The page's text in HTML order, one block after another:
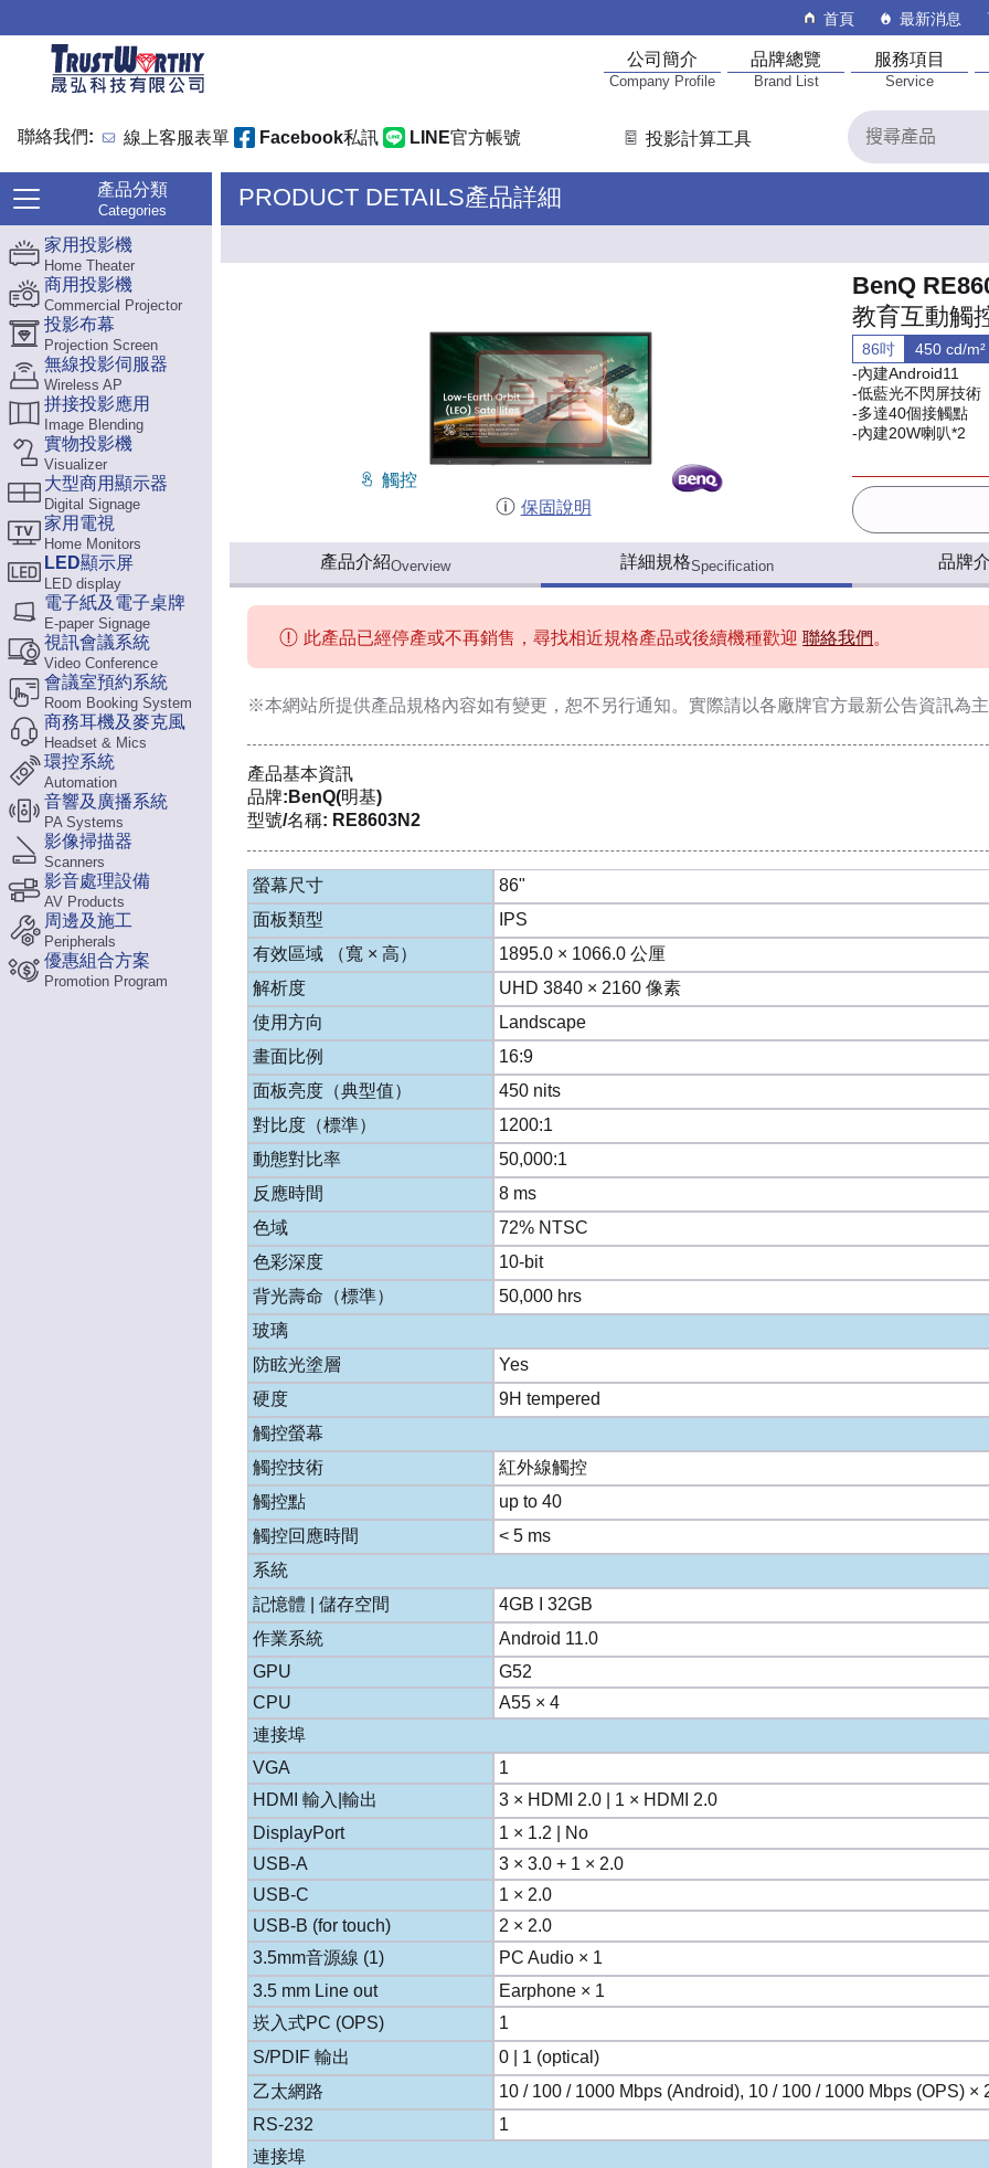
首頁 最新消息
公司簡介
Company Profile
品牌總覽
Brand List
服務項目
Service
聯絡我們: 線上客服表單 Facebook私訊 LINE官方帳號 投影計算工具
產品分類
Categories
家用投影機
Home Theater
商用投影機
Commercial Projector
投影布幕
Projection Screen
無線投影伺服器
Wireless AP
拼接投影應用
Image Blending
實物投影機
Visualizer
大型商用顯示器
Digital Signage
家用電視
Home Monitors
LED顯示屏
LED display
電子紙及電子桌牌
E-paper Signage
視訊會議系統
Video Conference
會議室預約系統
Room Booking System
商務耳機及麥克風
Headset & Mics
環控系統
Automation
音響及廣播系統
PA Systems
影像掃描器
Scanners
影音處理設備
AV Products
周邊及施工
Peripherals
優惠組合方案
Promotion Program
PRODUCT DETAILS產品詳細
觸控
保固說明
BenQ
教育互動觸
86吋
450 cd/m²
-內建Android11
-低藍光不閃屏技術
-多達40個接觸點
-內建20W喇叭*2
產品介紹Overview 詳細規格Specification 品牌
此產品已經停產或不再銷售，尋找相近規格產品或後續機種歡迎聯絡我們 。
※本網站所提供產品規格內容如有變更，恕不另行通知。實際請以各廠牌官方最新公告資訊為
產品基本資訊
品牌:BenQ(明基)
型號/名稱: RE8603N2
螢幕尺寸
86"
面板類型
IPS
有效區域 （寬 × 高）
1895.0 × 1066.0 公厘
解析度
UHD 3840 × 2160 像素
使用方向
Landscape
畫面比例
16:9
面板亮度（典型值）
450 nits
對比度（標準）
1200:1
動態對比率
50,000:1
反應時間
8 ms
色域
72% NTSC
色彩深度
10-bit
背光壽命（標準）
50,000 hrs
玻璃
防眩光塗層
Yes
硬度
9H tempered
觸控螢幕
觸控技術
紅外線觸控
觸控點
up to 40
觸控回應時間
< 5 ms
系統
記憶體 | 儲存空間
4GB I 32GB
作業系統
Android 11.0
GPU
G52
CPU
A55 × 4
連接埠
VGA
1
HDMI 輸入|輸出
3 × HDMI 2.0 | 1 × HDMI 2.0
DisplayPort
1 × 1.2 | No
USB-A
3 × 3.0 + 1 × 2.0
USB-C
1 × 2.0
USB-B (for touch)
2 × 2.0
3.5mm音源線 (1)
PC Audio × 1
3.5 mm Line out
Earphone × 1
崁入式PC (OPS)
1
S/PDIF 輸出
0 | 1 (optical)
乙太網路
10 / 100 / 1000 Mbps (Android), 10 / 100 / 1000 Mbps (OPS) ×
RS-232
1
連接埠